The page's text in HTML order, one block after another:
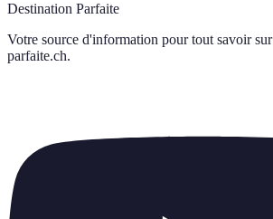
Destination Parfaite
Votre source d'information pour tout savoir sur
parfaite.ch.